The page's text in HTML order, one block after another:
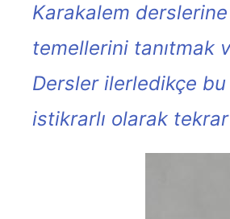
Karakalem
temellerini tanıtmak
Dersler ilerledikçe bu
istikrarlı olarak